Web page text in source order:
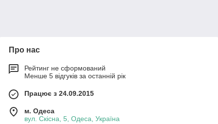
Про нас
Рейтинг не сформований
Менше 5 відгуків за останній рік
Працює з 24.09.2015
м. Одеса
вул. Скісна, 5, Одеса, Україна